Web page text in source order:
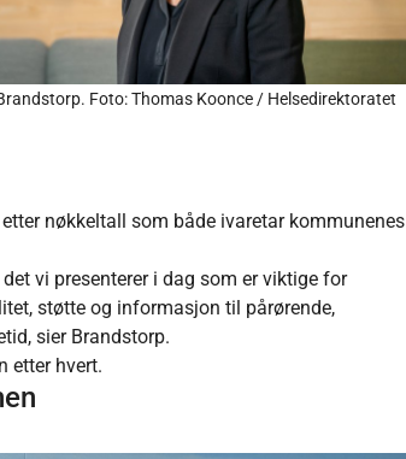
Foto: Thomas Koonce / Helsedirektoratet
nøkkeltall som både ivaretar kommunenes
vi presenterer i dag som er viktige for
støtte og informasjon til pårørende,
sier Brandstorp.
etter hvert.